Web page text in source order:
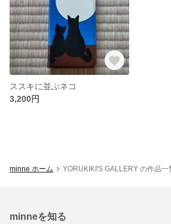
ススキに並ぶネコ
3,200円
minne ホーム YORUKIKI'S GALLERY の作品一
minneを知る